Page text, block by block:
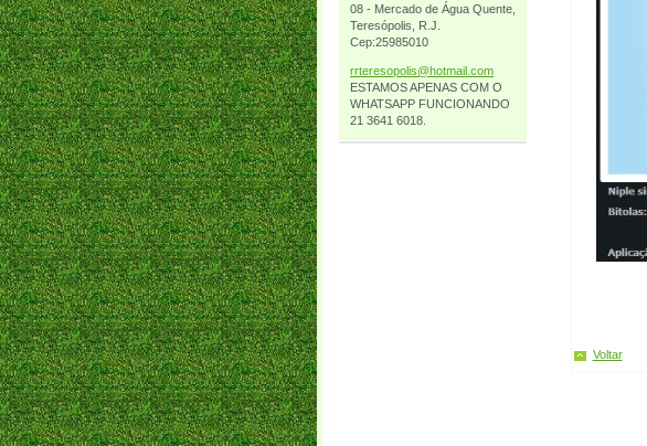
Voltar
08 - Mercado de Água Quente,
Teresópolis, R.J.
Cep:25985010
rrteresopolis@hotmail.com
ESTAMOS APENAS COM O
WHATSAPP FUNCIONANDO
21 3641 6018.